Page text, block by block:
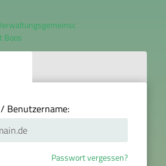
Benutzername:
Passwort vergessen?